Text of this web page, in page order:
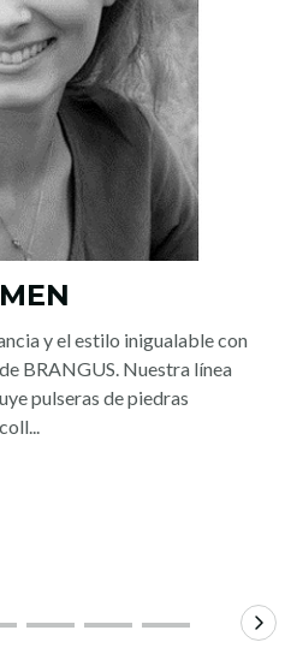
y el estilo inigualable con
BRANGUS. Nuestra línea
pulseras de piedras